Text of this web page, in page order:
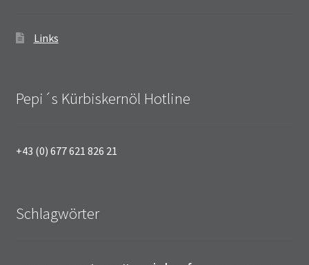
Links
Pepi´s Kürbiskernöl Hotline
+43 (0) 677 621 826 21
Schlagwörter